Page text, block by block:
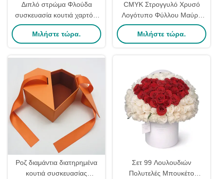
Διπλό στρώμα Φλούδα
συσκευασία κουτιά χαρτόνι
ανθοπώλης μπουκέτο κουτί
κοσμήματα δώρα
Μιλήστε τώρα.
CMYK Στρογγυλό Χρυσό
Λογότυπο Φύλλου Μαύρο
Κουτί Καπέλου Χειροποίητο
Για Συσκευασία Φρέσκων
Μιλήστε τώρα.
Ροζ διαμάντια διατηρημένα
κουτιά συσκευασίας
Σετ 99 Λουλουδιών
Πολυτελές Μπουκέτο